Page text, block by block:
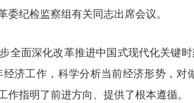
纪检监察组有关同志出席会议。
全面深化改革推进中国式现代化关键
济工作，科学分析当前经济形势，
指明了前进方向、提供了根本遵循。